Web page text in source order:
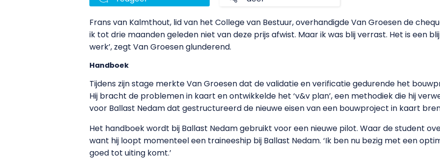
Frans van Kalmthout, lid van het College van Bestuur, overhandigde Van Groesen de
ik tot drie maanden geleden niet van deze prijs afwist. Maar ik was blij verrast. Het is een
werk’, zegt Van Groesen glunderend.
Handboek
Tijdens zijn stage merkte Van Groesen dat de validatie en verificatie gedurende het
Hij bracht de problemen in kaart en ontwikkelde het ‘v&v plan’, een methodiek die hij
voor Ballast Nedam dat gestructureerd de nieuwe eisen van een bouwproject in kaart
Het handboek wordt bij Ballast Nedam gebruikt voor een nieuwe pilot. Waar de student
want hij loopt momenteel een traineeship bij Ballast Nedam. ‘Ik ben nu bezig met een
goed tot uiting komt.’